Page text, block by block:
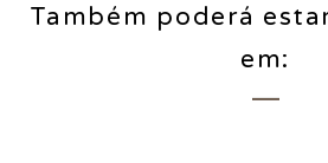
Também poderá
em: